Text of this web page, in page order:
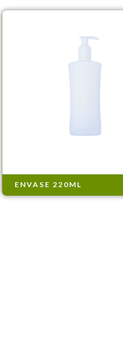
ENVASE 220ML